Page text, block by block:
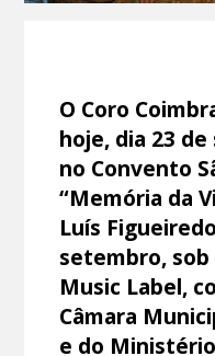
O Coro
hoje, dia 23
no Convento
“Memória da
Luís
setembro, sob
Music Label,
Câmara
e do